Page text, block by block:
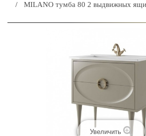
ДОСТАВКА И ВОЗВРАТ
MILANO тумба 80 2 выдвижных
Увеличить